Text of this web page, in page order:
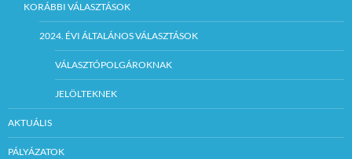
KORÁBBI VÁLASZTÁSOK
2024. ÉVI ÁLTALÁNOS VÁLASZTÁSOK
VÁLASZTÓPOLGÁROKNAK
JELÖLTEKNEK
AKTUÁLIS
PÁLYÁZATOK